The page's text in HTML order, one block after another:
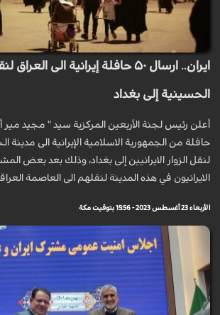
ايران.. ارسال ۵۰ حافلة إيرانية الى
الحسينية إلى بغداد
حافلة من الجمهورية الاسلامية الإيرانية الى مدينة
لنقل الزوار الايرانيين إلى بغداد، وذلك بعد بعض
الايرانيون في هذه المدينة لنقلهم الى العاصمة
الأربعاء 23 أغسطس 2023 - 15:56 بتوقيت مكة